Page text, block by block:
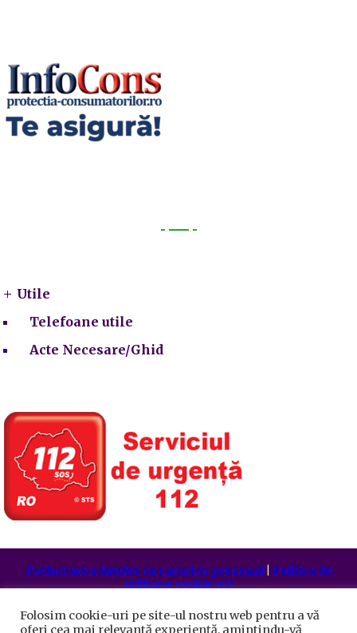
Utile
Telefoane utile
Acte Necesare/Ghid
Prelucrarea datelor cu caracter personal| Politica de
utilizare cookie-uri
rezervate.
Folosim cookie-uri pe site-ul nostru web pentru a vă
oferi cea mai relevantă experiență, amintindu-vă